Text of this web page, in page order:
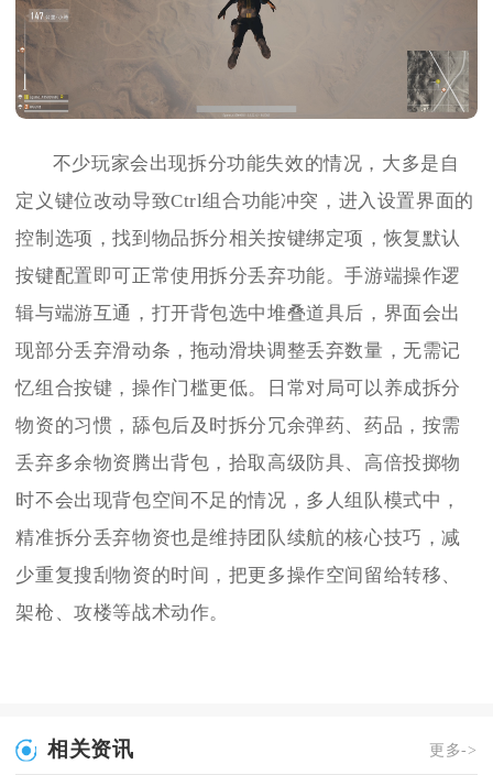
不少玩家会出现拆分功能失效的情况，大多是自
定义键位改动导致Ctrl组合功能冲突，进入设置界面的
控制选项，找到物品拆分相关按键绑定项，恢复默认
按键配置即可正常使用拆分丢弃功能。手游端操作逻
辑与端游互通，打开背包选中堆叠道具后，界面会出
现部分丢弃滑动条，拖动滑块调整丢弃数量，无需记
忆组合按键，操作门槛更低。日常对局可以养成拆分
物资的习惯，舔包后及时拆分冗余弹药、药品，按需
丢弃多余物资腾出背包，拾取高级防具、高倍投掷物
时不会出现背包空间不足的情况，多人组队模式中，
精准拆分丢弃物资也是维持团队续航的核心技巧，减
少重复搜刮物资的时间，把更多操作空间留给转移、
架枪、攻楼等战术动作。
相关资讯 更多->